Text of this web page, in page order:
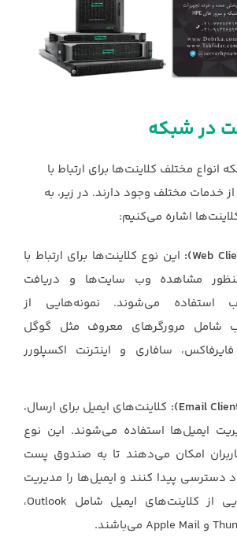
در شبکه
انواع مختلف کلاینت‌ها برای ارتباط با
خدمات مختلف وجود دارند. در ‏زیر، به
اشاره می‌کنیم:‏
این نوع کلاینت‌ها برای ارتباط با
مشاهده وب ‏سایت‌ها و دریافت
استفاده می‌شوند. نمونه‌هایی از
شامل ‏مرورگرهای معروف مثل گوگل
سافاری و اینترنت اکسپلورر
کلاینت‌های ایمیل برای ارسال،
ایمیل‌ها ‏استفاده می‌شوند. این نوع
امکان می‌دهند تا به صندوق پست
دسترسی پیدا کنند و ایمیل‌ها را مدیریت
کنند. نمونه‌هایی از کلاینت‌های ایمیل شامل ‏Outlook،